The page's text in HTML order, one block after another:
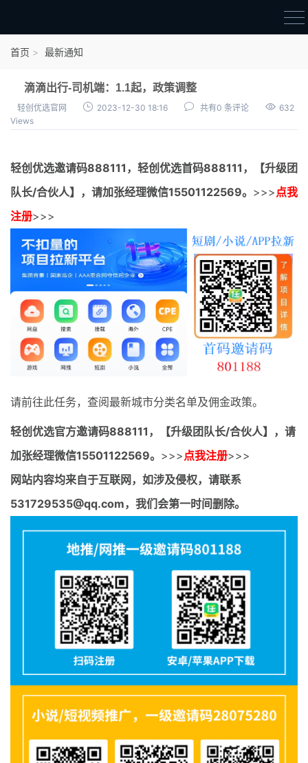
结算进度
团队长扶持
充场项目报价
无人直播
电商入门
最新通知
项目介绍
首页 最新通知
滴滴出行-司机端：1.1起，政策调整
轻创优选官网 2023-12-30 18:16 共有0 条评论
632
Views
轻创优选邀请码888111， 轻创优选首码888111，【升级团
队长/合伙人】，请加张经理微信15501122569。 >>>点我
注册>>>
请前往此任务，查阅最新城市分类名单及佣金政策。
轻创优选官方邀请码888111，【升级团队长/合伙人】，请
加张经理微信15501122569。 >>> 点我注册>>>
网站内容均来自于互联网，如涉及侵权，请联系
531729535@qq.com，我们会第一时间删除。